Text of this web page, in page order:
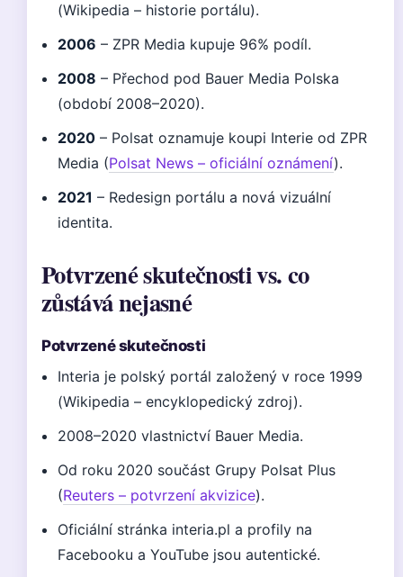
(Wikipedia – historie portálu).
2006 – ZPR Media kupuje 96% podíl.
2008 – Přechod pod Bauer Media Polska
(období 2008–2020).
2020 – Polsat oznamuje koupi Interie od ZPR
Media (Polsat News – oficiální oznámení).
2021 – Redesign portálu a nová vizuální
identita.
Potvrzené skutečnosti vs. co
zůstává nejasné
Potvrzené skutečnosti
Interia je polský portál založený v roce 1999
(Wikipedia – encyklopedický zdroj).
2008–2020 vlastnictví Bauer Media.
Od roku 2020 součást Grupy Polsat Plus
(Reuters – potvrzení akvizice).
Oficiální stránka interia.pl a profily na
Facebooku a YouTube jsou autentické.